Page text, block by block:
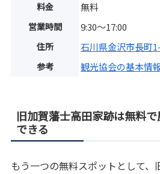
料金 無料
営業時間 9:30～17:00
住所 石川県金沢市長町
参考 観光協会の基本情
旧加賀藩士高田家跡は無料
できる
もう一つの無料スポットとして、